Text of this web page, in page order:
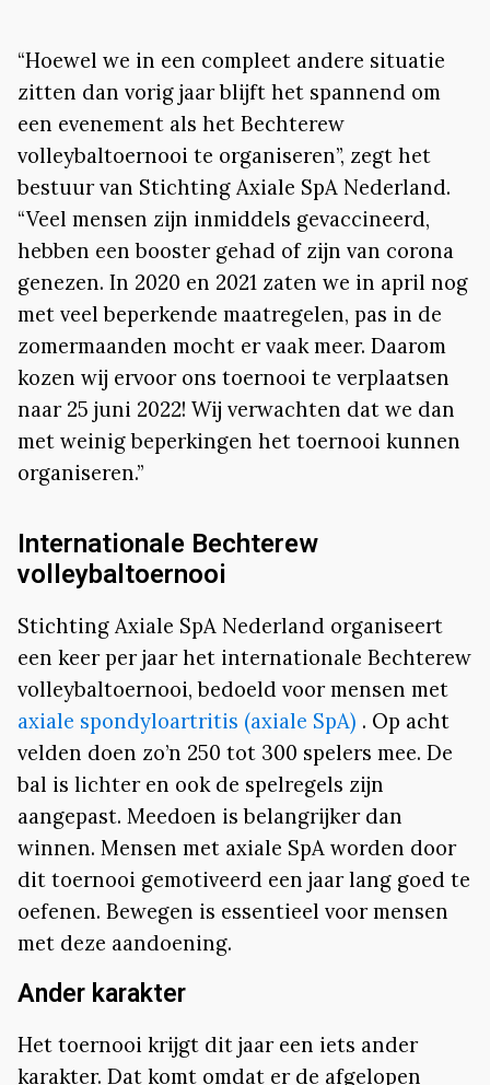
“Hoewel we in een compleet andere situatie
zitten dan vorig jaar blijft het spannend om
een evenement als het Bechterew
volleybaltoernooi te organiseren”, zegt het
bestuur van Stichting Axiale SpA Nederland.
“Veel mensen zijn inmiddels gevaccineerd,
hebben een booster gehad of zijn van corona
genezen. In 2020 en 2021 zaten we in april nog
met veel beperkende maatregelen, pas in de
zomermaanden mocht er vaak meer. Daarom
kozen wij ervoor ons toernooi te verplaatsen
naar 25 juni 2022! Wij verwachten dat we dan
met weinig beperkingen het toernooi kunnen
organiseren.”
Internationale Bechterew
volleybaltoernooi
Stichting Axiale SpA Nederland organiseert
een keer per jaar het internationale Bechterew
volleybaltoernooi, bedoeld voor mensen met
axiale spondyloartritis (axiale SpA) . Op acht
velden doen zo’n 250 tot 300 spelers mee. De
bal is lichter en ook de spelregels zijn
aangepast. Meedoen is belangrijker dan
winnen. Mensen met axiale SpA worden door
dit toernooi gemotiveerd een jaar lang goed te
oefenen. Bewegen is essentieel voor mensen
met deze aandoening.
Ander karakter
Het toernooi krijgt dit jaar een iets ander
karakter. Dat komt omdat er de afgelopen